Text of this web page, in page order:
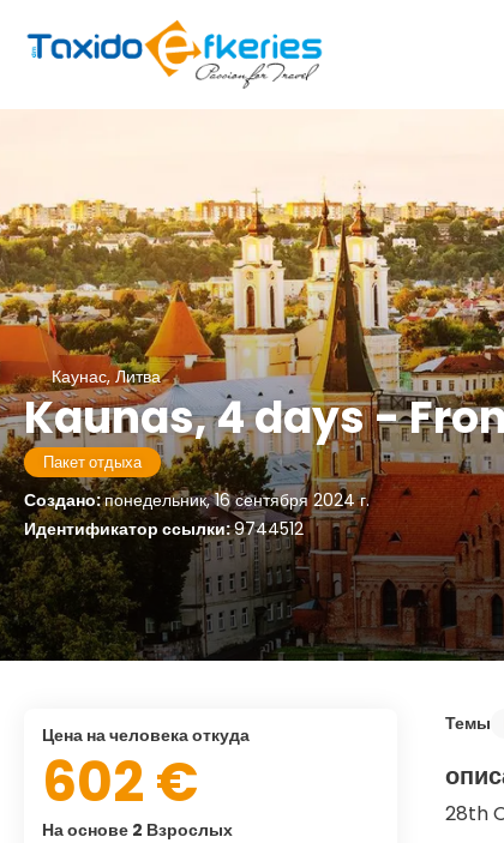
Каунас, Литва
Kaunas, 4 days -
Пакет отдыха
Создано:понедельник, 16 сентября 2024 г.
Идентификатор ссылки:9744512
Темы
28th
цена на человека откуда
602 €
На основе 2 Взрослых